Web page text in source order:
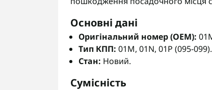
Основні дані
Оригінальний номер (OEM):
Тип КПП: 01M, 01N, 01P (095-099).
Стан: Новий.
Сумісність